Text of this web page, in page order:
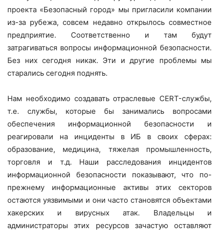
проекта «Безопасный город» мы пригласили компании
из-за рубежа, совсем недавно открылось совместное
предприятие. Соответственно и там будут
затрагиваться вопросы информационной безопасности.
Без них сегодня никак. Эти и другие проблемы мы
старались сегодня поднять.
Нам необходимо создавать отраслевые CERT-службы,
т.е. службы, которые бы занимались вопросами
обеспечения информационной безопасности и
реагировали на инциденты в ИБ в своих сферах:
образование, медицина, тяжелая промышленность,
торговля и т.д. Наши расследования инцидентов
информационной безопасности показывают, что по-
прежнему информационные активы этих секторов
остаются уязвимыми и они часто становятся объектами
хакерских и вирусных атак. Владельцы и
администраторы этих ресурсов зачастую оставляют